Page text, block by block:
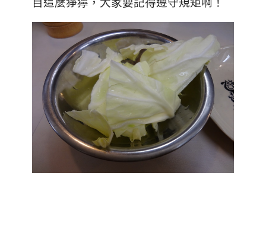
目這麼猙獰，大家要記得遵守規矩啊！